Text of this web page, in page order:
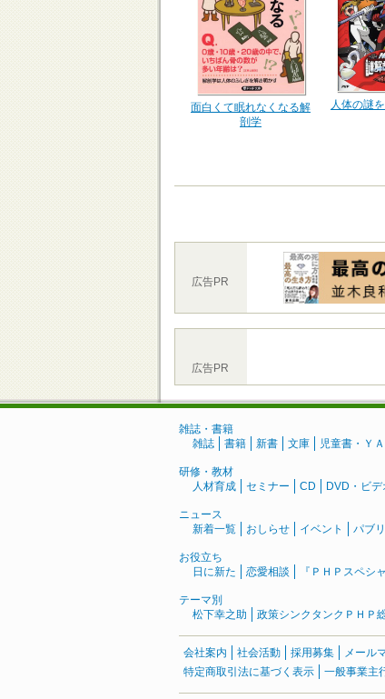
面白くて眠れなくなる解
剖学
人体の謎
広告PR
広告PR
雑誌・書籍
雑誌
書籍 新書 文庫 児童書・ＹＡ
研修・教材
人材育成
セミナー CD DVD・ビデ
ニュース
新着一覧
おしらせ イベント パブ
お役立ち
日に新た
恋愛相談 『ＰＨＰスペシ
テーマ別
松下幸之助
政策シンクタンクＰＨＰ
会社案内 社会活動 採用募集 メール
特定商取引法に基づく表示
一般事業主